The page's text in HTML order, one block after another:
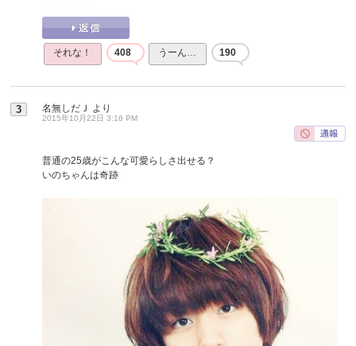
それな！ 408 うーん… 190
3 名無しだＪ より
2015年10月22日 3:16 PM
普通の25歳がこんな可愛らしさ出せる？
いのちゃんは奇跡